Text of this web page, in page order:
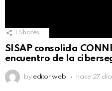
Shares
SISAP consolida
encuentro de la
by editor web hace 27